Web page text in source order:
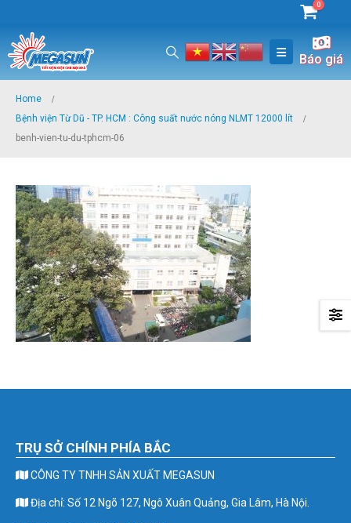
0
Báo giá
Home
Bệnh viện Từ Dũ - TP. HCM : Công suất nước nóng NLMT 12000 lít
benh-vien-tu-du-tphcm-06
TRỤ SỞ CHÍNH PHÍA BẮC
CÔNG TY TNHH SẢN XUẤT MEGASUN
Địa chỉ: Số 12 Ngõ 127, Ngô Xuân Quảng, Gia Lâm, Hà Nội.